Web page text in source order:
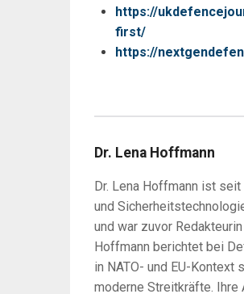
https://
first/
https://
Dr. Lena Hoffmann
Dr. Lena Hoffmann ist
und
und war zuvor
Hoffmann berichtet bei
in NATO- und EU-
moderne Streitkräfte. Ihre